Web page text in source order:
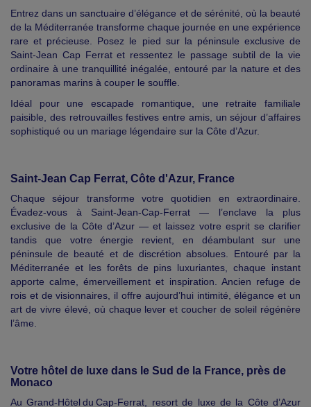
Entrez dans un sanctuaire d’élégance et de sérénité, où la beauté
de la Méditerranée transforme chaque journée en une expérience
rare et précieuse. Posez le pied sur la péninsule exclusive de
Saint-Jean Cap Ferrat et ressentez le passage subtil de la vie
ordinaire à une tranquillité inégalée, entouré par la nature et des
panoramas marins à couper le souffle.
Idéal pour une escapade romantique, une retraite familiale
paisible, des retrouvailles festives entre amis, un séjour d’affaires
sophistiqué ou un mariage légendaire sur la Côte d’Azur.
Saint-Jean Cap Ferrat, Côte d'Azur, France
Chaque séjour transforme votre quotidien en extraordinaire.
Évadez-vous à Saint‑Jean‑Cap‑Ferrat — l’enclave la plus
exclusive de la Côte d’Azur — et laissez votre esprit se clarifier
tandis que votre énergie revient, en déambulant sur une
péninsule de beauté et de discrétion absolues. Entouré par la
Méditerranée et les forêts de pins luxuriantes, chaque instant
apporte calme, émerveillement et inspiration. Ancien refuge de
rois et de visionnaires, il offre aujourd’hui intimité, élégance et un
art de vivre élevé, où chaque lever et coucher de soleil régénère
l’âme.
Votre hôtel de luxe dans le Sud de la France, près de
Monaco
Au Grand‑Hôtel du Cap‑Ferrat, resort de luxe de la Côte d’Azur